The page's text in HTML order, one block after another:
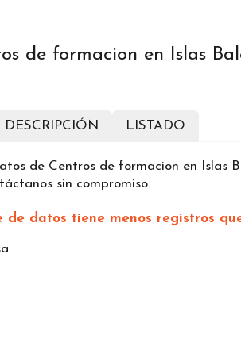
de formacion en Islas
DESCRIPCIÓN LISTADO
de Centros de formacion en Islas
sin compromiso.
de datos tiene menos registros